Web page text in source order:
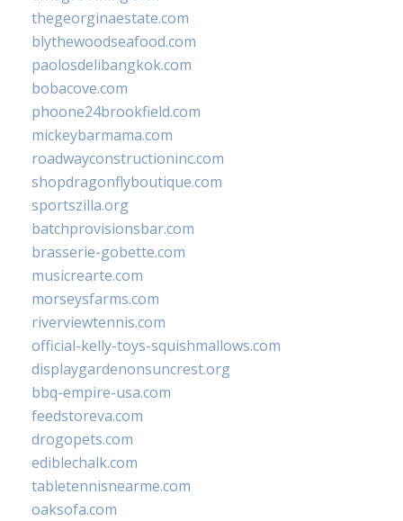
thegeorginaestate.com
blythewoodseafood.com
paolosdelibangkok.com
bobacove.com
phoone24brookfield.com
mickeybarmama.com
roadwayconstructioninc.com
shopdragonflyboutique.com
sportszilla.org
batchprovisionsbar.com
brasserie-gobette.com
musicrearte.com
morseysfarms.com
riverviewtennis.com
official-kelly-toys-squishmallows.com
displaygardenonsuncrest.org
bbq-empire-usa.com
feedstoreva.com
drogopets.com
ediblechalk.com
tabletennisnearme.com
oaksofa.com